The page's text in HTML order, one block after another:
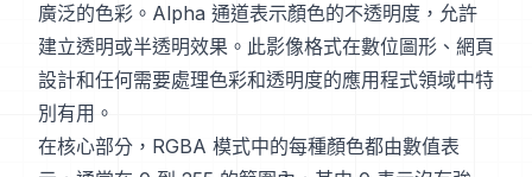
廣泛的色彩。Alpha 通道表示顏色的不透明度，允許
建立透明或半透明效果。此影像格式在數位圖形、網頁
設計和任何需要處理色彩和透明度的應用程式領域中特
別有用。
在核心部分，RGBA 模式中的每種顏色都由數值表